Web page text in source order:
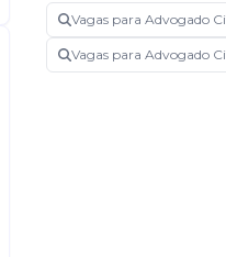
Candidatar-
Vagas para Advogado
Vagas para Advogado